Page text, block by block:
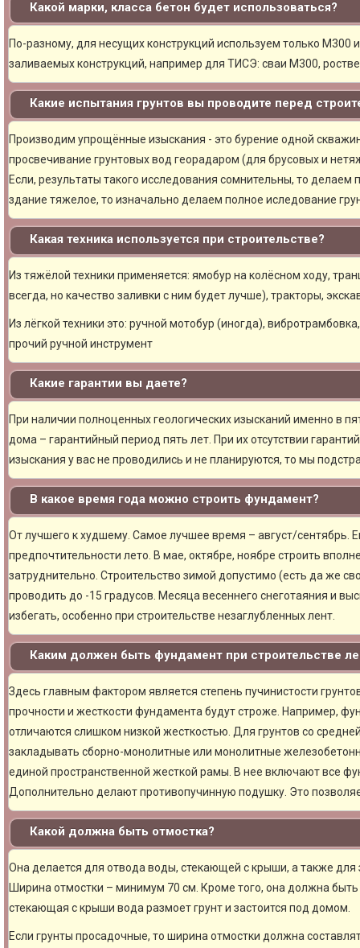
Какой марки, класса бетон будет использоваться?
По-разному, для несущих конструкций используем только М300
заливаемых конструкций, например для ТИСЭ: сваи М300,
Какие испытания грунтов вы проводите перед
Производим упрощённые изыскания - это бурение одной
просвечивание грунтовых вод георадаром (для брусовых и
Если, результаты такого исследования сомнительны, то
здание тяжелое, то изначально делаем полное иследование
Какая техника используется при строительстве?
Из тяжёлой техники применяется: ямобур на колёсном ходу,
всегда, но качество заливки с ним будет лучше), тракторы,
Из лёгкой техники это: ручной мотобур (иногда),
прочий ручной инструмент
Какие гарантии вы даете?
При наличии полноценных геологических изысканий именно в
дома – гарантийный период пять лет. При их отсутствии
изыскания у вас не проводились и не планируются, то мы
В какое время года можно строить фундамент?
От лучшего к худшему. Самое лучшее время – август/сентябрь.
предпочтительности лето. В мае, октябре, ноябре строить
затруднительно. Строительство зимой допустимо (есть да же
проводить до -15 градусов. Месяца весеннего снеготаяния и
избегать, особенно при строительстве незаглубленных лент.
Каким должен быть фундамент при строительстве
Здесь главным фактором является степень пучинистости
прочности и жесткости фундамента будут строже. Например,
отличаются слишком низкой жесткостью. Для грунтов со
закладывать сборно-монолитные или монолитные
единой пространственной жесткой рамы. В нее включают все
Дополнительно делают противопучинную подушку. Это
Какой должна быть отмостка?
Она делается для отвода воды, стекающей с крыши, а также
Ширина отмостки – минимум 70 см. Кроме того, она должна
стекающая с крыши вода размоет грунт и застоится под домом.
Если грунты просадочные, то ширина отмостки должна